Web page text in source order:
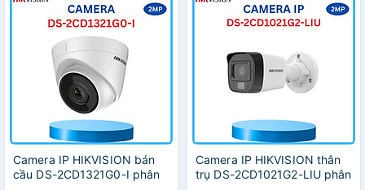
Camera IP HIKVISION bán
cầu DS-2CD1321G0-I phân
Camera IP HIKVISION thân
trụ DS-2CD1021G2-LIU phân